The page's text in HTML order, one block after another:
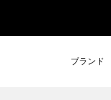
ブランド